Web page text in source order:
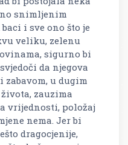
snimljenim
i sve ono što je
veliku, zelenu
sigurno bi
da njegova
u dugim
zauzima
vrijednosti, položaj
nema. Jer bi
dragocjenije,